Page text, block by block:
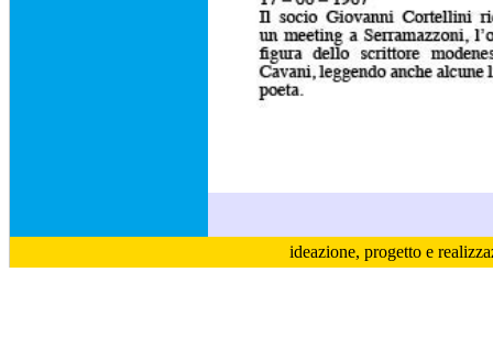
ideazione, progetto e